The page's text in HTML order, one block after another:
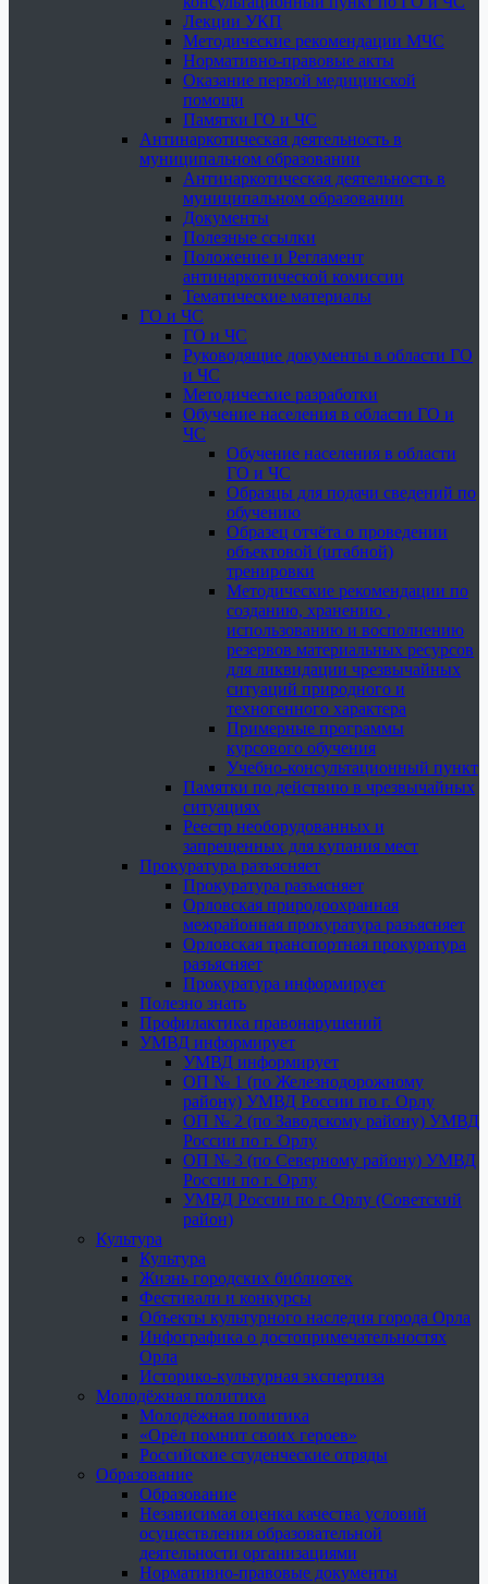
Лекции УКП
Методические рекомендации МЧС
Нормативно-правовые акты
Оказание первой медицинской
помощи
Памятки ГО и ЧС
Антинаркотическая деятельность в
муниципальном образовании
Антинаркотическая деятельность в
муниципальном образовании
Документы
Полезные ссылки
Положение и Регламент
антинаркотической комиссии
Тематические материалы
ГО и ЧС
ГО и ЧС
Руководящие документы в области ГО
и ЧС
Методические разработки
Обучение населения в области ГО и
ЧС
Обучение населения в области
ГО и ЧС
Образцы для подачи сведений по
обучению
Образец отчёта о проведении
объектовой (штабной)
тренировки
Методические рекомендации по
созданию, хранению ,
использованию и восполнению
резервов материальных ресурсов
для ликвидации чрезвычайных
ситуаций природного и
техногенного характера
Примерные программы
курсового обучения
Учебно-консультационный пункт
Памятки по действию в чрезвычайных
ситуациях
Реестр необорудованных и
запрещенных для купания мест
Прокуратура разъясняет
Прокуратура разъясняет
Орловская природоохранная
межрайонная прокуратура разъясняет
Орловская транспортная прокуратура
разъясняет
Прокуратура информирует
Полезно знать
Профилактика правонарушений
УМВД информирует
УМВД информирует
ОП № 1 (по Железнодорожному
району) УМВД России по г. Орлу
ОП № 2 (по Заводскому району) УМВД
России по г. Орлу
ОП № 3 (по Северному району) УМВД
России по г. Орлу
УМВД России по г. Орлу (Советский
район)
Культура
Культура
Жизнь городских библиотек
Фестивали и конкурсы
Объекты культурного наследия города Орла
Инфографика о достопримечательностях
Орла
Историко-культурная экспертиза
Молодёжная политика
Молодёжная политика
«Орёл помнит своих героев»
Российские студенческие отряды
Образование
Образование
Независимая оценка качества условий
осуществления образовательной
деятельности организациями
Нормативно-правовые документы